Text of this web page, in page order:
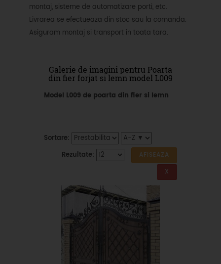
montaj, sisteme de automatizare porti, etc.
Livrarea se efectueaza din stoc sau la comanda.
Asiguram montaj si transport in toata tara.
Galerie de imagini pentru Poarta
din fier forjat si lemn model L009
Model L009 de poarta din fier si lemn
Sortare:
Rezultate: